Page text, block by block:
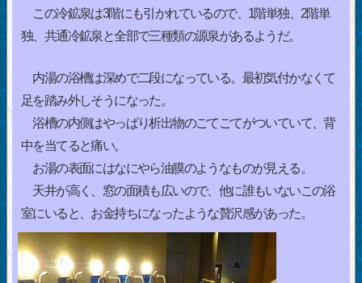
この冷鉱泉は3階にも引かれているので、1階単独、2階単
独、共通冷鉱泉と全部で三種類の源泉があるようだ。
内湯の浴槽は深めで二段になっている。最初気付かなくて
足を踏み外しそうになった。
浴槽の内側はやっぱり析出物のごてごてがついていて、背
中を当てると痛い。
お湯の表面にはなにやら油膜のようなものが見える。
天井が高く、窓の面積も広いので、他に誰もいないこの浴
室にいると、お金持ちになったような贅沢感があった。